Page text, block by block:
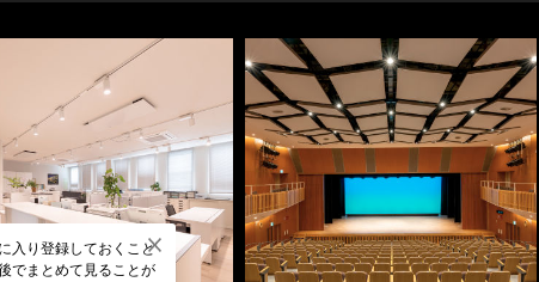
入り登録しておくこと
でまとめて見ることが